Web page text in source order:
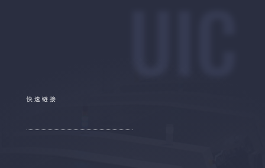
快速链接